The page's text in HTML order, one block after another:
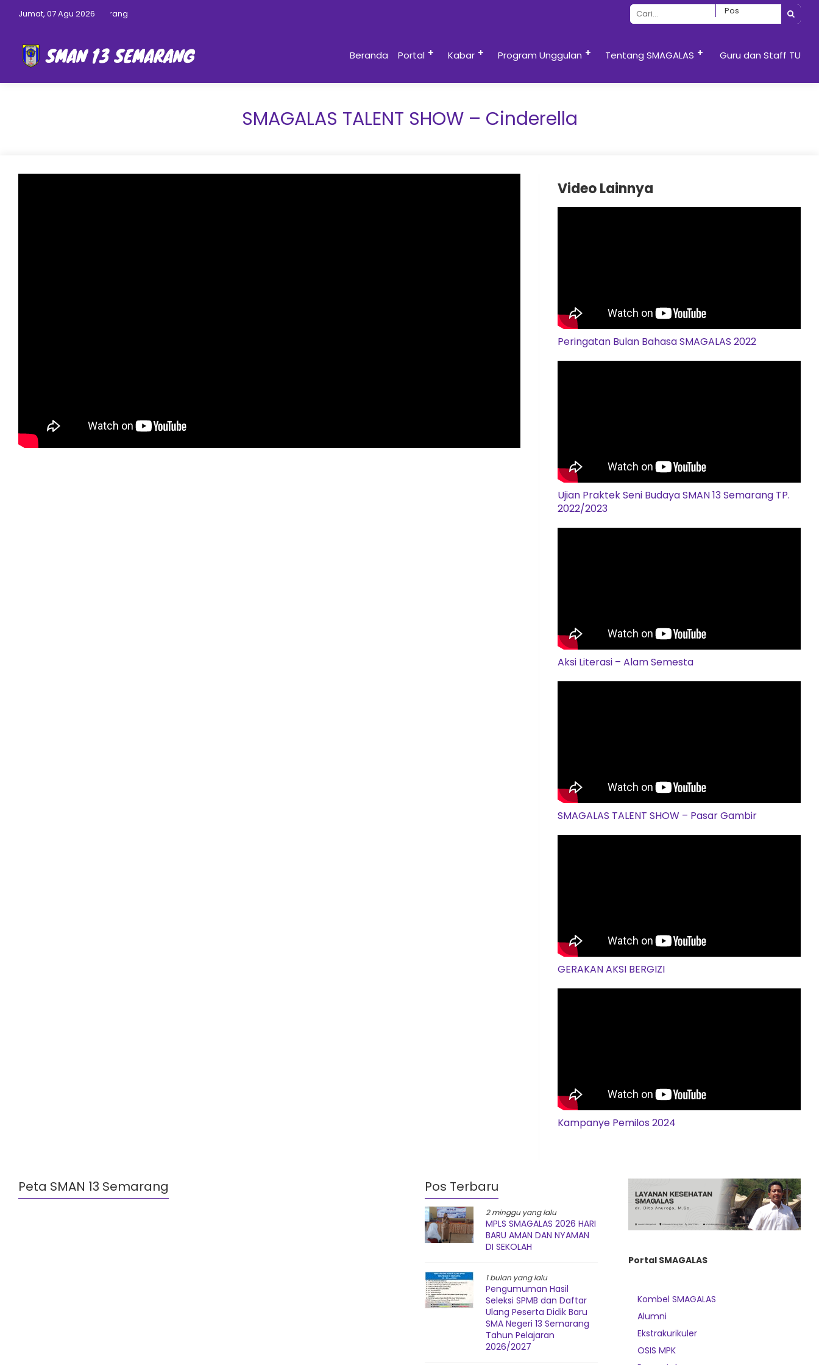
Jumat, 07 Agu 2026
Resmi SMAN 13 Semarang
Beranda Portal Kabar Program Unggulan Tentang SMAGALAS Guru dan Staff TU
SMAGALAS TALENT SHOW – Cinderella
Video Lainnya
Peringatan Bulan Bahasa SMAGALAS 2022
Ujian Praktek Seni Budaya SMAN 13 Semarang TP.
2022/2023
Aksi Literasi – Alam Semesta
SMAGALAS TALENT SHOW – Pasar Gambir
GERAKAN AKSI BERGIZI
Kampanye Pemilos 2024
Peta SMAN 13 Semarang Pos Terbaru
2 minggu yang lalu
MPLS SMAGALAS 2026 HARI
BARU AMAN DAN NYAMAN
DI SEKOLAH
1 bulan yang lalu
Pengumuman Hasil
Seleksi SPMB dan Daftar
Ulang Peserta Didik Baru
SMA Negeri 13 Semarang
Tahun Pelajaran
2026/2027
Portal SMAGALAS
Kombel SMAGALAS
Alumni
Ekstrakurikuler
OSIS MPK